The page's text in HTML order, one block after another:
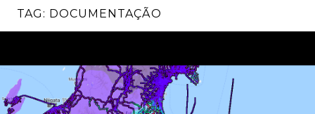
TAG: DOCUMENTAÇÃO